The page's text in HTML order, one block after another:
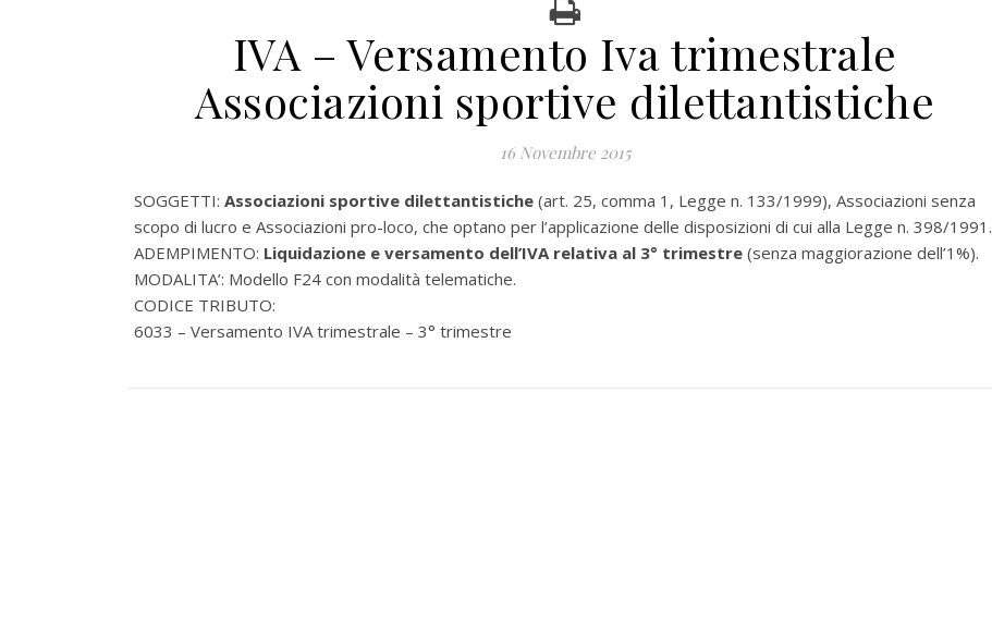
IVA – Versamento Iva trimestrale
Associazioni sportive dilettantistiche
16 Novembre 2015
SOGGETTI: Associazioni sportive dilettantistiche (art. 25, comma 1, Legge n. 133/1999), Associazioni senza
scopo di lucro e Associazioni pro-loco, che optano per l’applicazione delle disposizioni di cui alla Legge n. 398/1991.
ADEMPIMENTO: Liquidazione e versamento dell’IVA relativa al 3° trimestre (senza maggiorazione dell’1%).
MODALITA’: Modello F24 con modalità telematiche.
CODICE TRIBUTO:
6033 – Versamento IVA trimestrale – 3° trimestre